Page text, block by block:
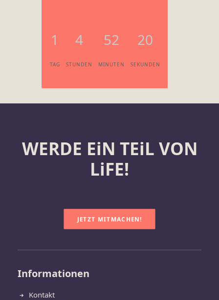
1
TAG
4
STUNDEN
52
MINUTEN
20
SEKUNDEN
WERDE EiN TEiL VON
LiFE!
JETZT MITMACHEN!
Informationen
Kontakt